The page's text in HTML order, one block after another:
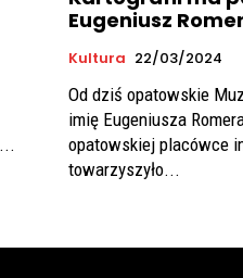
Eugeniusz Romer
Kultura 22/03/2024
Od dziś opatowskie
imię Eugeniusza
opatowskiej placówce
towarzyszyło...